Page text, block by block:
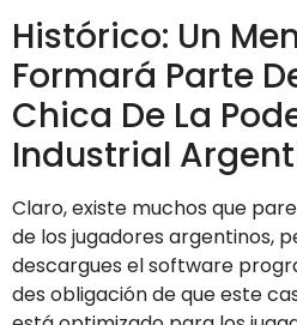
Histórico: Un
Formará Parte
Chica De La
Industrial
Claro, existe muchos que
de los jugadores argentinos,
descargues el software
des obligación de que este